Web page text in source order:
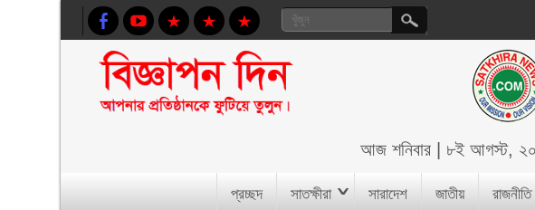
আজ শনিবার| ৮ই আগস্ট,
প্রচ্ছদ সাতক্ষীরা সারাদেশ জাতীয় রাজনীতি